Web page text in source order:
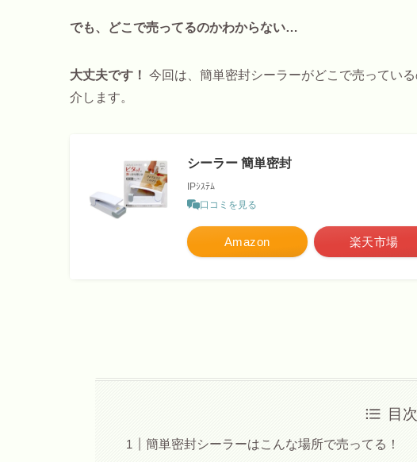
でも、どこで売ってるのかわからない…
大丈夫です！ 今回は、簡単密封シーラーがどこで売ってい
介します。
シーラー 簡単密封
IPｼｽﾃﾑ
口コミを見る
Amazon 楽天市場
目次
簡単密封シーラーはこんな場所で売ってる！